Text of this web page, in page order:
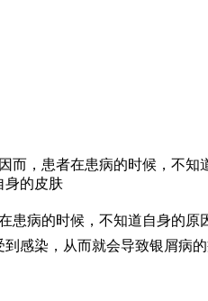
，患者在患病的时候，不
身的皮肤
病的时候，不知道自身的原
感染，从而就会导致银屑病